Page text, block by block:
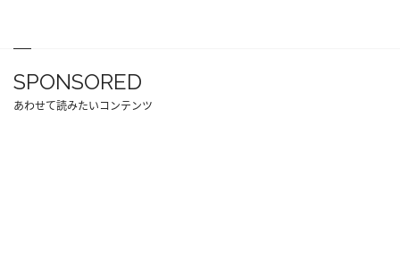
SPONSORED
あわせて読みたいコンテンツ